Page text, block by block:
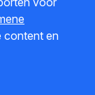
content en